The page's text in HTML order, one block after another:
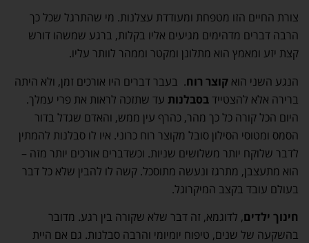
צורת החיים הזו מטפחת ומעודדת עצלנות. מי שהתרגל שכל כך
הרבה דברים מדהימים מגיעים אליו בקלות, ברגע שמשהו דורש
קצת יזע ומאמץ הוא מתלונן ומקטר וממהר לוותר עליו.
הנגע השני הוא קוצר רוח. בעבר דברים היו אורכים זמן, ולא היתה
ברירה אלא להצטיידבסבלנות עד שתזכה לראות את פרי עמלך.
היום הכל קורה כל כך מהר, כהרף עין ממש, והאדם שגדל בדור
הסמס ומטוסי הסילון סובל מקוצר רוח כרוני. איו לו סבלנות להמתין
לדבר שלוקח יותר משלושים שניות. וכשדברים אורכים יותר מזה –
הוא מתעצבן, מתרגז ונעשה מתוסכל. קשה לו להבין שלא כל דבר
בעולם עובד בקצב המיקרוגל.
חינוך ילדים, לדוגמא, זה דבר שלא שקורה בין רגע. מדובר
בהשקעה של שנים, טיפוח יומיומי והרבה סבלנות. גם אם היית